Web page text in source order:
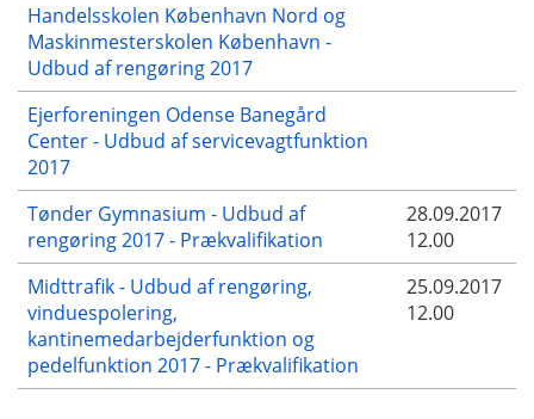
Handelsskolen København Nord og
Maskinmesterskolen København -
Udbud af rengøring 2017
Ejerforeningen Odense Banegård
Center - Udbud af servicevagtfunktion
2017
Tønder Gymnasium - Udbud af
rengøring 2017 - Prækvalifikation
28.09.2017
12.00
Midttrafik - Udbud af rengøring,
vinduespolering,
kantinemedarbejderfunktion og
pedelfunktion 2017 - Prækvalifikation
25.09.2017
12.00